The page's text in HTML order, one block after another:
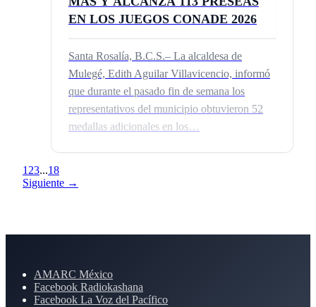
EN LOS JUEGOS CONADE 2026
Santa Rosalía, B.C.S.– La alcaldesa de
Mulegé, Edith Aguilar Villavicencio, informó
que durante el pasado fin de semana los
representativos del municipio obtuvieron 52
medallas adicionales en los…
1 23...18
Siguiente →
AMARC México
Facebook Radiokashana
Facebook La Voz del Pacífico